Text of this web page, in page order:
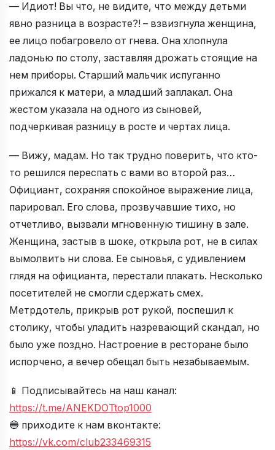
— Идиот! Вы что, не видите, что между детьми
явно разница в возрасте?! – взвизгнула женщина,
ее лицо побагровело от гнева. Она хлопнула
ладонью по столу, заставляя дрожать стоящие на
нем приборы. Старший мальчик испуганно
прижался к матери, а младший заплакал. Она
жестом указала на одного из сыновей,
подчеркивая разницу в росте и чертах лица.
— Вижу, мадам. Но так трудно поверить, что кто-
то решился переспать с вами во второй раз…
Официант, сохраняя спокойное выражение лица,
парировал. Его слова, прозвучавшие тихо, но
отчетливо, вызвали мгновенную тишину в зале.
Женщина, застыв в шоке, открыла рот, не в силах
вымолвить ни слова. Ее сыновья, с удивлением
глядя на официанта, перестали плакать. Несколько
посетителей не смогли сдержать смех.
Метрдотель, прикрыв рот рукой, поспешил к
столику, чтобы уладить назревающий скандал, но
было уже поздно. Настроение в ресторане было
испорчено, а вечер обещал быть незабываемым.
📱 Подписывайтесь на наш канал:
https://t.me/ANEKDOTtop1000
🔵 приходите к нам вконтакте:
https://vk.com/club233469315